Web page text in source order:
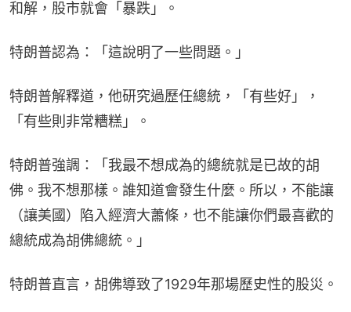
和解，股市就會「暴跌」。
特朗普認為：「這說明了一些問題。」
特朗普解釋道，他研究過歷任總統，「有些好」，
「有些則非常糟糕」。
特朗普強調：「我最不想成為的總統就是已故的胡
佛。我不想那樣。誰知道會發生什麼。所以，不能讓
（讓美國）陷入經濟大蕭條，也不能讓你們最喜歡的
總統成為胡佛總統。」
特朗普直言，胡佛導致了1929年那場歷史性的股災。